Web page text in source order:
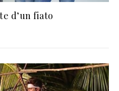
d’un fiato